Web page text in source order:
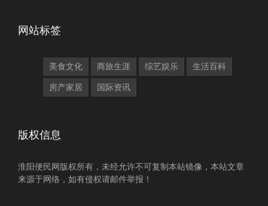
网站标签
美食文化 商旅生涯 综艺娱乐 生活百科
房产家居 国际资讯
版权信息
淮阳便民网版权所有，未经允许不可复制本站镜像，本站文章
来源于网络，如有侵权请邮件举报！